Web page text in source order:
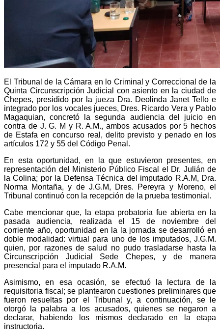
El Tribunal de la Cámara en lo Criminal y Correccional de la
Quinta Circunscripción Judicial con asiento en la ciudad de
Chepes, presidido por la jueza Dra. Deolinda Janet Tello e
integrado por los vocales jueces, Dres. Ricardo Vera y Pablo
Magaquian, concretó la segunda audiencia del juicio en
contra de J. G. M y R. A.M., ambos acusados por 5 hechos
de Estafa en concurso real, delito previsto y penado en los
artículos 172 y 55 del Código Penal.
En esta oportunidad, en la que estuvieron presentes, en
representación del Ministerio Público Fiscal el Dr. Julián de
la Colina; por la Defensa Técnica del imputado R.A.M, Dra.
Norma Montaña, y de J.G.M, Dres. Pereyra y Moreno, el
Tribunal continuó con la recepción de la prueba testimonial.
Cabe mencionar que, la etapa probatoria fue abierta en la
pasada audiencia, realizada el 15 de noviembre del
corriente año, oportunidad en la la jornada se desarrolló en
doble modalidad: virtual para uno de los imputados, J.G.M.
quien, por razones de salud no pudo trasladarse hasta la
Circunscripción Judicial Sede Chepes, y de manera
presencial para el imputado R.A.M.
Asimismo, en esa ocasión, se efectuó la lectura de la
requisitoria fiscal; se plantearon cuestiones preliminares que
fueron resueltas por el Tribunal y, a continuación, se le
otorgó la palabra a los acusados, quienes se negaron a
declarar, habiendo los mismos declarado en la etapa
instructoria.